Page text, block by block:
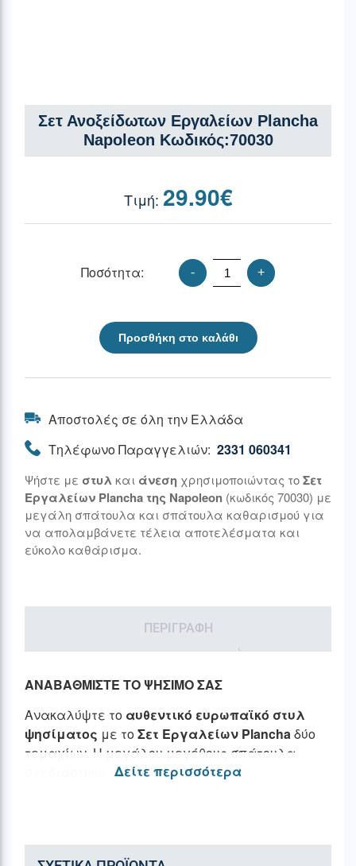
Σετ Ανοξείδωτων Εργαλείων Plancha
Napoleon Κωδικός:70030
29.90€
Ποσότητα: - +
Προσθήκη στο καλάθι
Αποστολές σε όλη την Ελλάδα
Τηλέφωνο Παραγγελιών: 2331 060341
Ψήστε με στυλ και άνεση χρησιμοποιώντας τοΣετ
Εργαλείων Plancha της Napoleon (κωδικός 70030) με
μεγάλη σπάτουλα και σπάτουλα καθαρισμού για
να απολαμβάνετε τέλεια αποτελέσματα και
εύκολο καθάρισμα.
ΠΕΡΙΓΡΑΦΉ
ΑΝΑΒΑΘΜΙΣΤΕ ΤΟ ΨΗΣΙΜΟ ΣΑΣ
Ανακαλύψτε το αυθεντικό ευρωπαϊκό στυλ
ψησίματος με τοΣετ Εργαλείων Planchaδύο
τεμαχίων. Η μεγάλου μεγέθους σπάτουλα
σχεδιάστηκε για να χειρίζεται
εξασφαλίζειεύκολοκαιγρήγοροκαθάρισμαμε
Δείτε περισσότερα